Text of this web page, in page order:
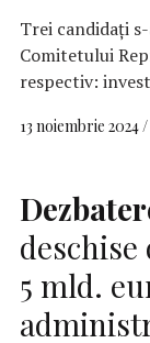
Trei candidați
Comitetului
respectiv:
13 noiembrie 2024
5 mld.